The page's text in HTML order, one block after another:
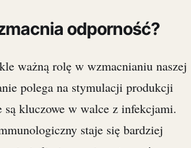
odporność?
ważną rolę w wzmacnianiu naszej
polega na stymulacji produkcji
są kluczowe w walce z infekcjami.
staje się bardziej